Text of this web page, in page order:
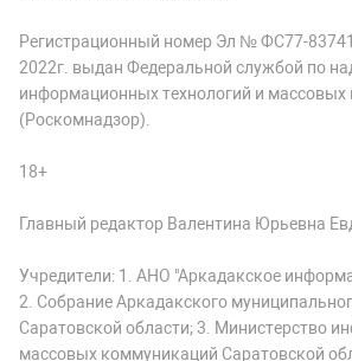
Регистрационный номер Эл № ФС77-83741
2022г. выдан Федеральной службой по
информационных технологий и
(Роскомнадзор).
18+
Главный редактор Валентина Юрьевна
Учредители: 1. АНО "Аркадакское
2. Собрание Аркадакского
Саратовской области; 3. Министерство
массовых коммуникаций Саратовской